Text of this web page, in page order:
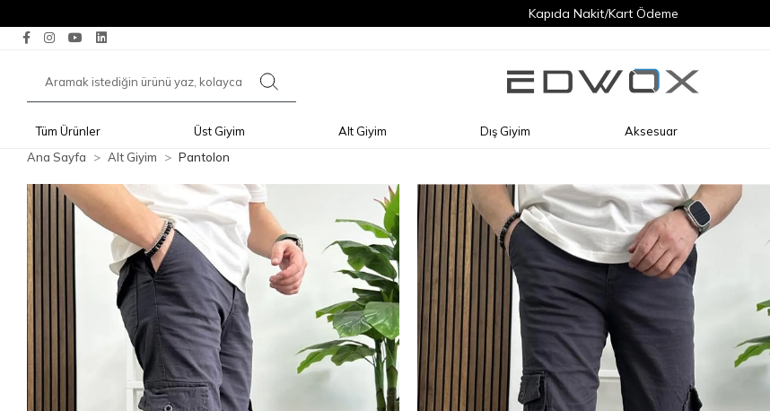
Kapıda Nakit/Kart Ödeme
Tüm Ürünler Üst Giyim Alt Giyim Dış Giyim Aksesuar
Ana Sayfa
Alt Giyim Pantolon